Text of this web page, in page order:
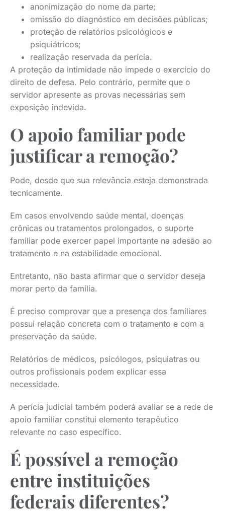
anonimização do nome da parte;
omissão do diagnóstico em decisões públicas;
proteção de relatórios psicológicos e
psiquiátricos;
realização reservada da perícia.
A proteção da intimidade não impede o exercício do
direito de defesa. Pelo contrário, permite que o
servidor apresente as provas necessárias sem
exposição indevida.
O apoio familiar pode
justificar a remoção?
Pode, desde que sua relevância esteja demonstrada
tecnicamente.
Em casos envolvendo saúde mental, doenças
crônicas ou tratamentos prolongados, o suporte
familiar pode exercer papel importante na adesão ao
tratamento e na estabilidade emocional.
Entretanto, não basta afirmar que o servidor deseja
morar perto da família.
É preciso comprovar que a presença dos familiares
possui relação concreta com o tratamento e com a
preservação da saúde.
Relatórios de médicos, psicólogos, psiquiatras ou
outros profissionais podem explicar essa
necessidade.
A perícia judicial também poderá avaliar se a rede de
apoio familiar constitui elemento terapêutico
relevante no caso específico.
É possível a remoção
entre instituições
federais diferentes?